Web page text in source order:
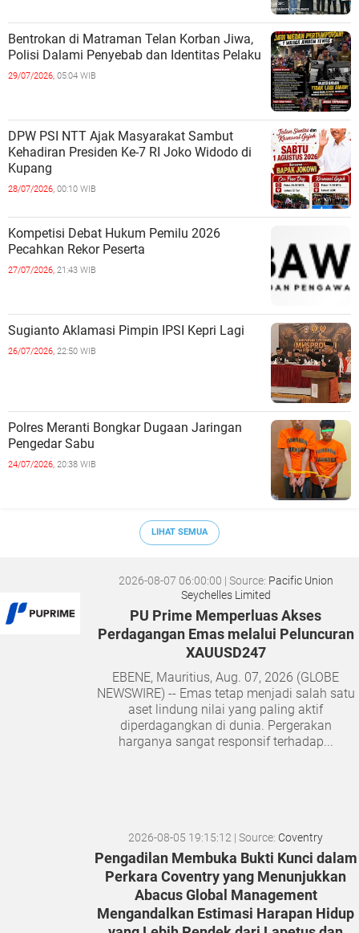
Bentrokan di Matraman Telan Korban Jiwa,
Polisi Dalami Penyebab dan Identitas Pelaku
29/07/2026, 05:04 WIB
DPW PSI NTT Ajak Masyarakat Sambut
Kehadiran Presiden Ke-7 RI Joko Widodo di
Kupang
28/07/2026, 00:10 WIB
Kompetisi Debat Hukum Pemilu 2026
Pecahkan Rekor Peserta
27/07/2026, 21:43 WIB
Sugianto Aklamasi Pimpin IPSI Kepri Lagi
26/07/2026, 22:50 WIB
Polres Meranti Bongkar Dugaan Jaringan
Pengedar Sabu
24/07/2026, 20:38 WIB
LIHAT SEMUA
2026-08-07 06:00:00 | Source: Pacific Union
Seychelles Limited
PU Prime Memperluas Akses
Perdagangan Emas melalui Peluncuran
XAUUSD247
EBENE, Mauritius, Aug. 07, 2026 (GLOBE
NEWSWIRE) -- Emas tetap menjadi salah satu
aset lindung nilai yang paling aktif
diperdagangkan di dunia. Pergerakan
harganya sangat responsif terhadap...
2026-08-05 19:15:12 | Source: Coventry
Pengadilan Membuka Bukti Kunci dalam
Perkara Coventry yang Menunjukkan
Abacus Global Management
Mengandalkan Estimasi Harapan Hidup